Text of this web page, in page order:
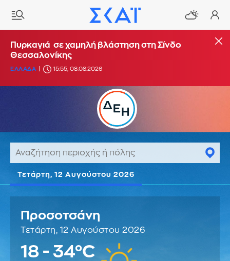
Πυρκαγιά σε χαμηλή βλάστηση στη Σίνδο
Θεσσαλονίκης
ΕΛΛΑΔΑ 15:55, 08.08.2026
Τετάρτη, 12 Αυγούστου 2026
Προσοτσάνη
Τετάρτη, 12 Αυγούστου 2026
18 - 34°C